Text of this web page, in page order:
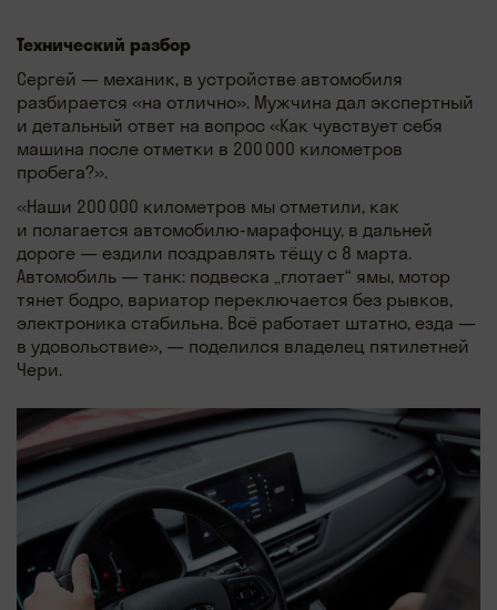
Технический разбор
Сергей — механик, в устройстве автомобиля
разбирается «на отлично». Мужчина дал экспертный
и детальный ответ на вопрос «Как чувствует себя
машина после отметки в 200 000 километров
пробега?».
«Наши 200 000 километров мы отметили, как
и полагается автомобилю-марафонцу, в дальней
дороге — ездили поздравлять тёщу с 8 марта.
Автомобиль — танк: подвеска „глотает“ ямы, мотор
тянет бодро, вариатор переключается без рывков,
электроника стабильна. Всё работает штатно, езда —
в удовольствие», — поделился владелец пятилетней
Чери.